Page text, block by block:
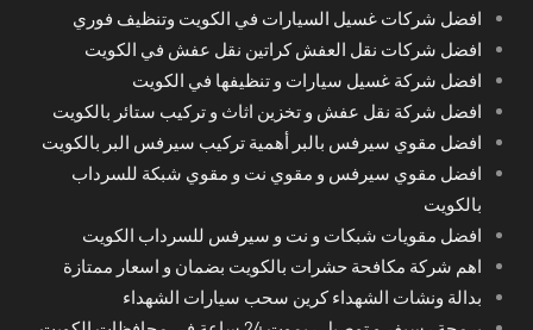
افضل شركات غسيل السيارات في الكويت وتنظيف فوري
افضل شركات نقل العفش كراتين نقل عفش في الكويت
افضل شركة غسيل سيارات و تنظيفها في الكويت
افضل شركة نقل عفش و تخزين اثاث و تركيب ستائر بالكويت
افضل مقوي سيرفس بالبر أهمية تركيب سيرفس البر بالكويت
افضل مقوي سيرفس و مقوي نت و مقوي شبكة للسرداب
بالكويت
افضل مقويات شبكات و نت و سيرفس للسرداب الكويت
اهم شركة مكافحة حشرات بالكويت بضمان و اسعار ممتازة
بدالة ونشات الشهداء كرين سحب سيارات الشهداء